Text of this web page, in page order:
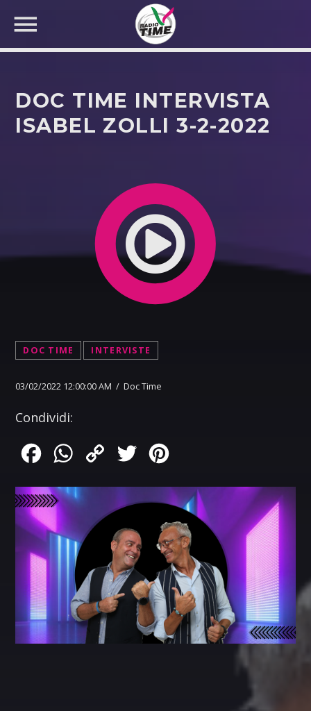
DOC TIME INTERVISTA
ISABEL ZOLLI 3-2-2022
DOC TIME INTERVISTE
03/02/2022 12:00:00 AM / Doc Time
Condividi:
FacebookWhatsApp
Copy
Twitter